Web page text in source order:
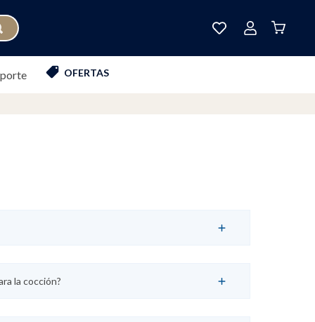
OFERTAS
la cocción?